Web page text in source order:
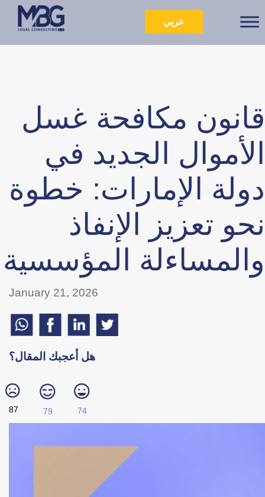
عربي
قانون مكافحة غسل
الأموال الجديد في
دولة الإمارات: خطوة
نحو تعزيز الإنفاذ
والمساءلة المؤسسية
January 21, 2026
هل أعجبك المقال؟
87 79 74